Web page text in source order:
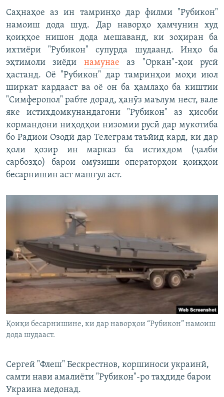
Саҳнаҳое аз ин тамринҳо дар филми "Рубикон"
намоиш дода шуд. Дар наворҳо ҳамчунин худ
қоиқҳое нишон дода мешаванд, ки зоҳиран ба
ихтиёри "Рубикон" супурда шудаанд. Инҳо ба
эҳтимоли зиёди намунае аз "Оркан"-ҳои русӣ
ҳастанд. Оё "Рубикон" дар тамринҳои моҳи июл
ширкат кардааст ва оё он ба ҳамлаҳо ба киштии
"Симферопол" рабте дорад, ҳанӯз маълум нест, вале
яке истихдомкунандагони "Рубикон" аз ҳисоби
кормандони ниҳодҳои низомии русӣ дар мукотиба
бо Радиои Озодӣ дар Телеграм таъйид кард, ки дар
ҳоли ҳозир ин марказ ба истихдом (ҷалби
сарбозҳо) барои омӯзиши операторҳои қоиқҳои
бесарнишин аст машғул аст.
Қоиқи бесарнишине, ки дар наворҳои “Рубикон” намоиш
дода шудааст.
Сергей "Флеш" Бескрестнов, коршиноси украинӣ,
самти нави амалиёти "Рубикон"-ро таҳдиде барои
Украина медонад.